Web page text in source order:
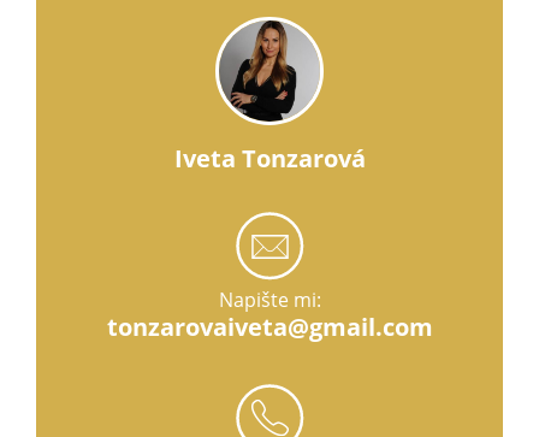
Iveta Tonzarová
Napište mi:
tonzarovaiveta@gmail.com